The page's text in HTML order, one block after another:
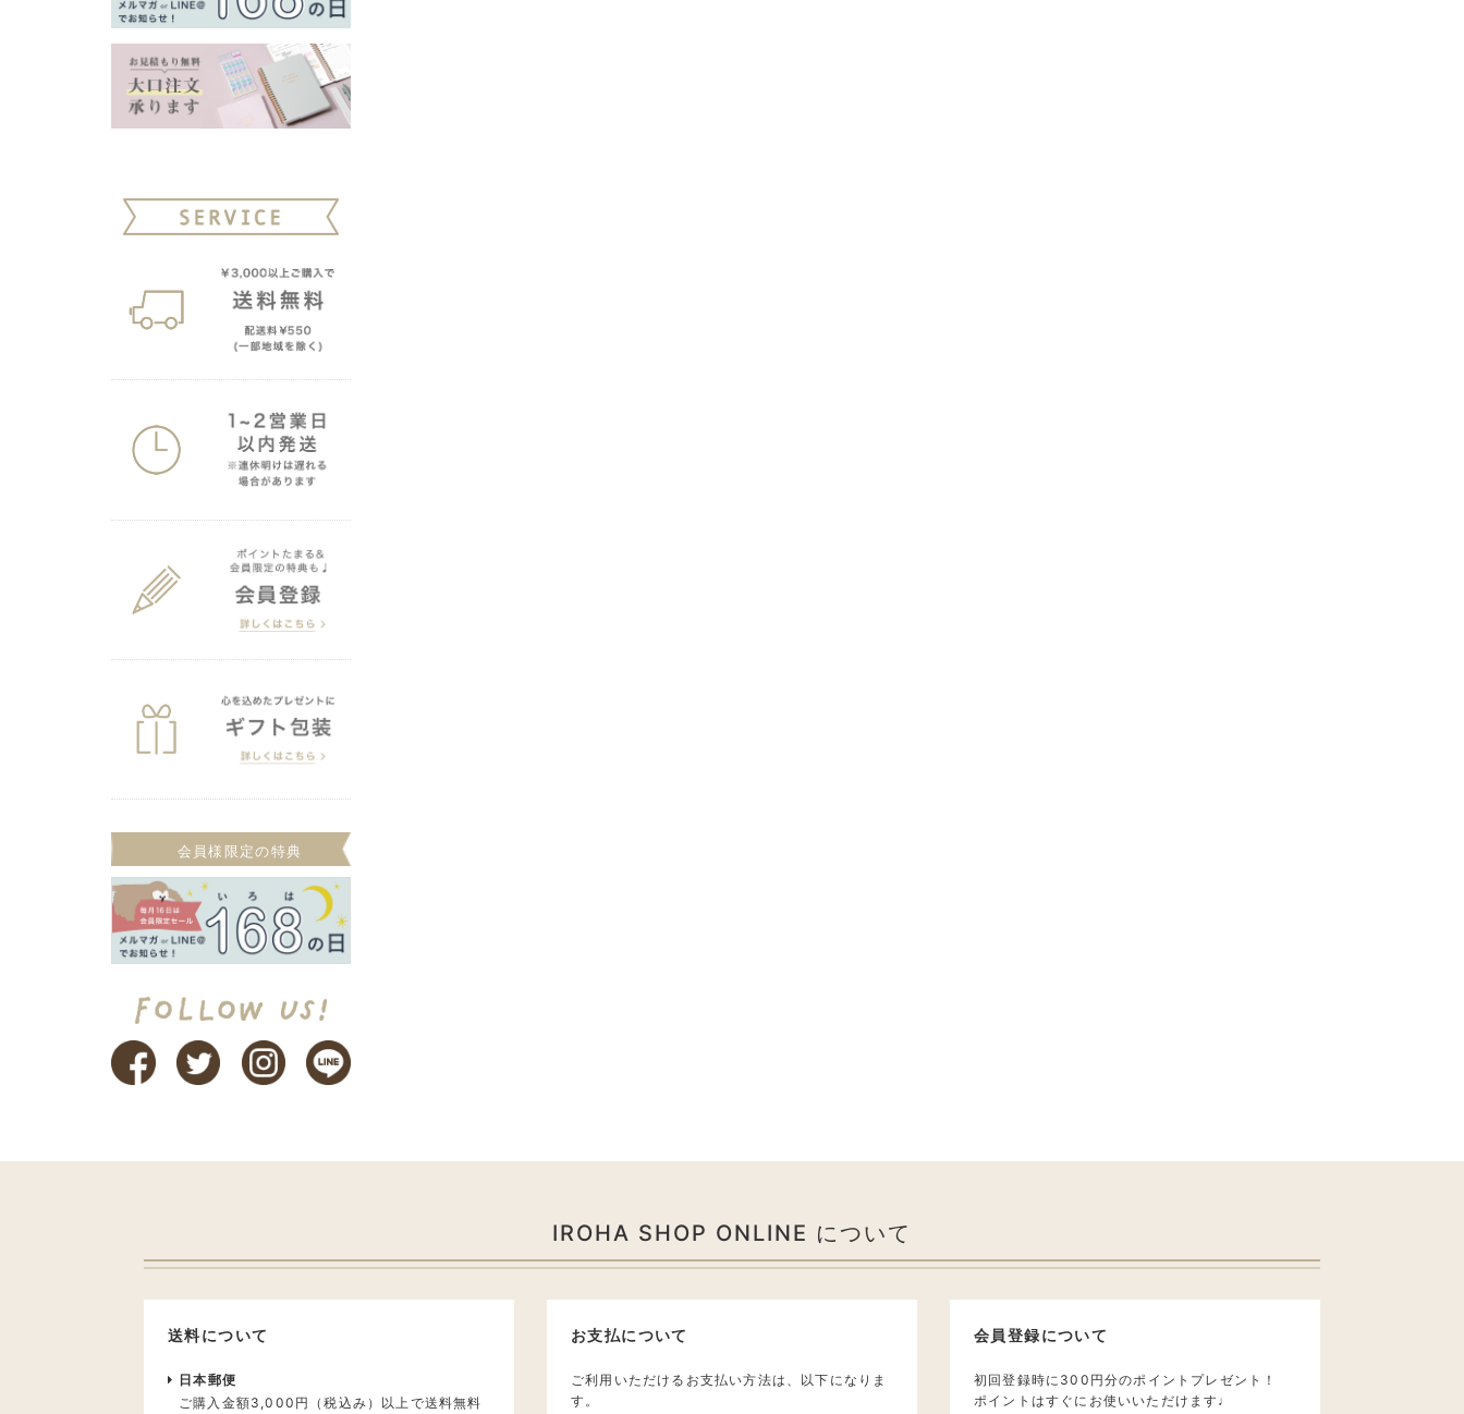
会員様限定の特典
IROHA SHOP ONLINE について
送料について
日本郵便
ご購入金額3,000円（税込み）以上で送料無料
お支払について
ご利用いただけるお支払い方法は、以下になりま
す。
会員登録について
初回登録時に300円分のポイントプレゼント！
ポイントはすぐにお使いいただけます♩